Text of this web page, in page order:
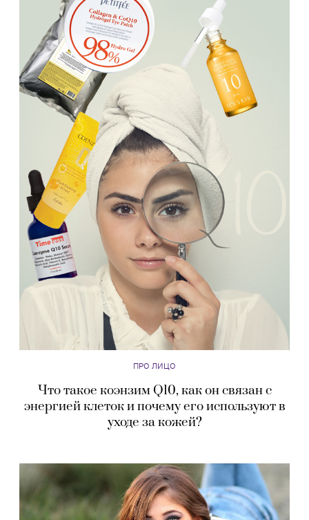
ПРО ЛИЦО
Что такое коэнзим Q10, как он связан с
энергией клеток и почему его используют в
уходе за кожей?